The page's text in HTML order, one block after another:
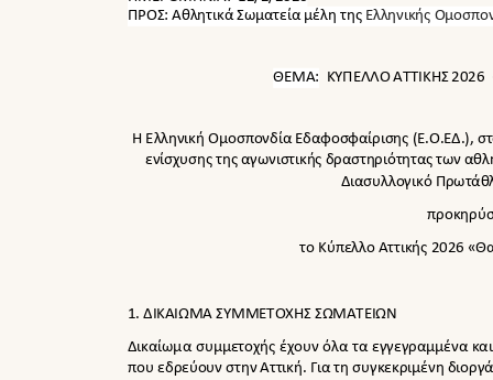
ΠΡΟΣ: Αθλητικά Σωματεία μέλη της Ελληνικής
ΘΕΜΑ: ΚΥΠΕΛΛΟ ΑΤΤΙΚΗΣ 2026
Η Ελληνική Ομοσπονδία Εδαφοσφαίρισης (Ε.Ο.ΕΔ.),
ενίσχυσης της αγωνιστικής δραστηριότητας των
Διασυλλογικό
το Κύπελλο Αττικής 2026
1. ΔΙΚΑΙΩΜΑ ΣΥΜΜΕΤΟΧΗΣ ΣΩΜΑΤΕΙΩΝ
Δικαίωμα συμμετοχής έχουν όλα τα εγγεγραμμένα
που εδρεύουν στην Αττική. Για τη συγκεκριμένη